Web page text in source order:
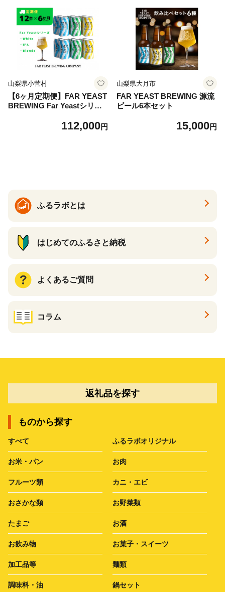
山梨県小菅村
【6ヶ月定期便】FAR YEAST
BREWING Far Yeastシリー
112,000円
山梨県大月市
FAR YEAST BREWING 源流
ビール6本セット
15,000円
ふるラボとは
はじめてのふるさと納税
よくあるご質問
コラム
返礼品を探す
ものから探す
すべて ふるラボオリジナル
お米・パン お肉
フルーツ類 カニ・エビ
おさかな類 お野菜類
たまご お酒
お飲み物 お菓子・スイーツ
加工品等 麺類
調味料・油 鍋セット